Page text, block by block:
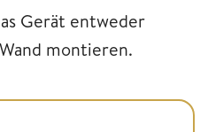
Gerät entweder
montieren.